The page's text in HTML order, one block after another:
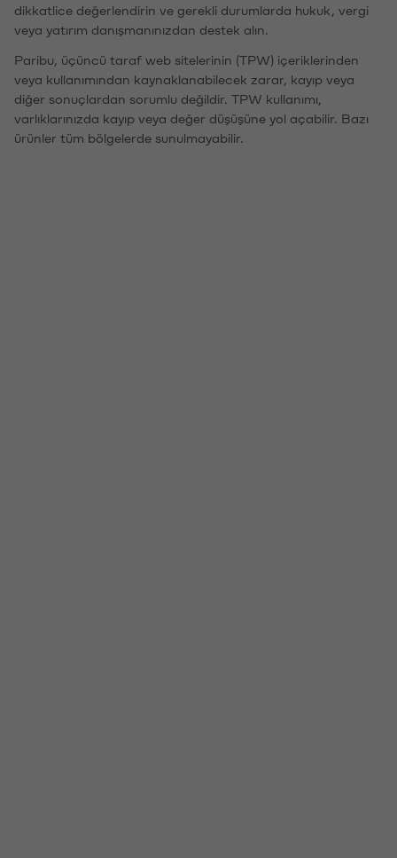
dikkatlice değerlendirin ve gerekli durumlarda hukuk, vergi
veya yatırım danışmanınızdan destek alın.
Paribu, üçüncü taraf web sitelerinin (TPW) içeriklerinden
veya kullanımından kaynaklanabilecek zarar, kayıp veya
diğer sonuçlardan sorumlu değildir. TPW kullanımı,
varlıklarınızda kayıp veya değer düşüşüne yol açabilir. Bazı
ürünler tüm bölgelerde sunulmayabilir.